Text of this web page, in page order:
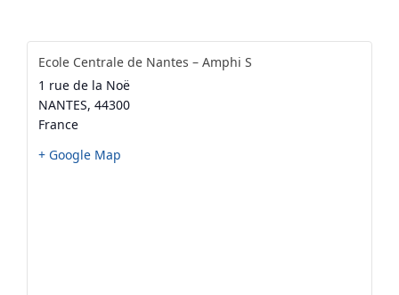
Ecole Centrale de Nantes – Amphi S
1 rue de la Noë
NANTES, 44300
France
+ Google Map